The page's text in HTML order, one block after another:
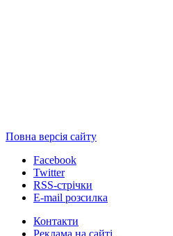
Повна версія сайту
Facebook
Twitter
RSS-стрічки
E-mail розсилка
Контакти
Реклама на сайті